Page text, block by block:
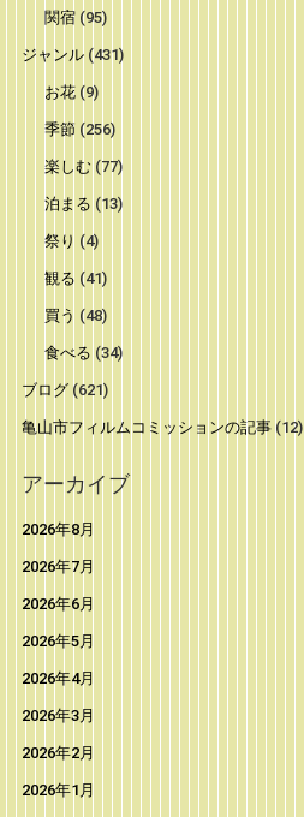
関宿 (95)
ジャンル(431)
お花 (9)
季節 (256)
楽しむ (77)
泊まる (13)
祭り (4)
観る (41)
買う (48)
食べる (34)
ブログ(621)
亀山市フィルムコミッションの記事(12)
アーカイブ
2026年8月
2026年7月
2026年6月
2026年5月
2026年4月
2026年3月
2026年2月
2026年1月